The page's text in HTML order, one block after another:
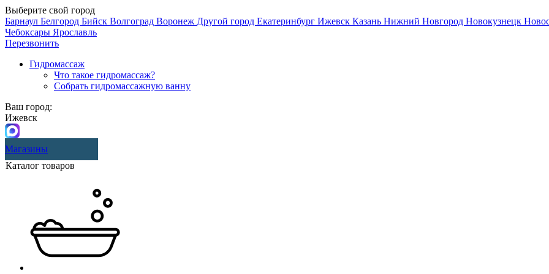
Выберите свой город
Барнаул Белгород Бийск Волгоград Воронеж Другой город Екатеринбург Ижевск Казань Нижний Новгород Новокузнецк
Чебоксары Ярославль
Перезвонить
Гидромассаж
Что такое гидромассаж?
Собрать гидромассажную ванну
Ваш город:
Ижевск
Магазины
Каталог товаров